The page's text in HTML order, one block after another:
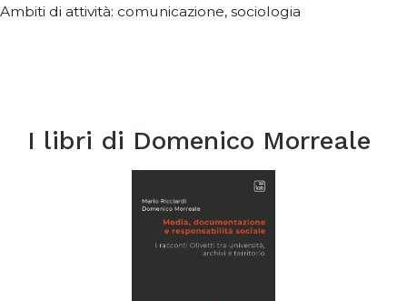
Ambiti di attività: comunicazione, sociologia
I libri di Domenico Morreale